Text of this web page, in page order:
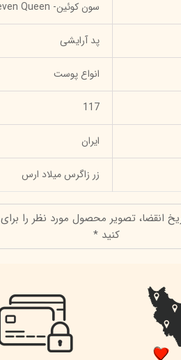
سون کوئین- Seven Queen
پد آرایشی
انواع پوست
117
ایران
زر زاگرس میلاد ارس
انقضا، تصویر محصول مورد نظر را برای
کنید *